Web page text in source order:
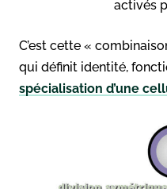
activés
C’est cette «
qui définit identité,
spécialisation d’une